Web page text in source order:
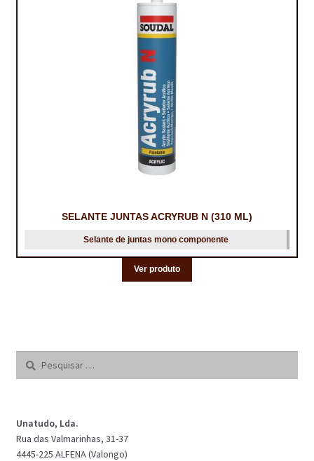
SELANTE JUNTAS ACRYRUB N (310 ML)
Selante de juntas mono componente
Ver produto
Pesquisar
Unatudo, Lda.
Rua das Valmarinhas, 31-37
4445-225 ALFENA (Valongo)